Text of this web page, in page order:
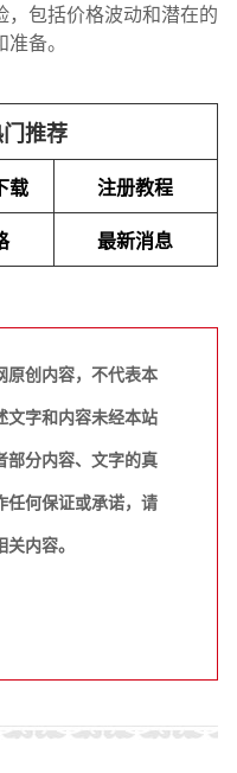
，包括价格波动和潜在的
备。
推荐
载 注册教程
最新消息
原创内容，不代表本
文字和内容未经本站
部分内容、文字的真
任何保证或承诺，请
内容。